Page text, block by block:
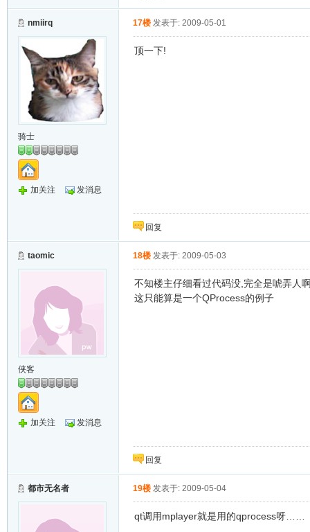
nmiirq
骑士
加关注 发消息
17楼 发表于: 2009-05-01
顶一下!
回复
taomic
侠客
加关注 发消息
18楼 发表于: 2009-05-03
不知楼主仔细看过代码没,完全是唬弄人
这只能算是一个QProcess的例子
回复
都市无名者 19楼 发表于: 2009-05-04
qt调用mplayer就是用的qprocess呀……